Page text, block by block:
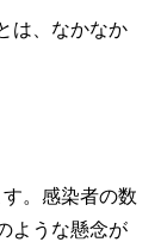
は、なかなか
。感染者の数
ような懸念が